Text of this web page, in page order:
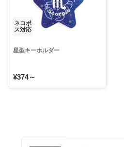
ネコポ
ス対応
星型キーホルダー
¥374～